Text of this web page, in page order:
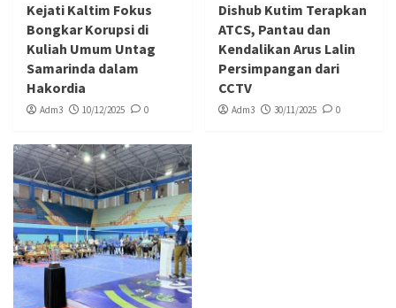
Kejati Kaltim Fokus
Bongkar Korupsi di
Kuliah Umum Untag
Samarinda dalam
Hakordia
Adm3 10/12/2025 0
Dishub Kutim Terapkan
ATCS, Pantau dan
Kendalikan Arus Lalin
Persimpangan dari
CCTV
Adm3 30/11/2025 0